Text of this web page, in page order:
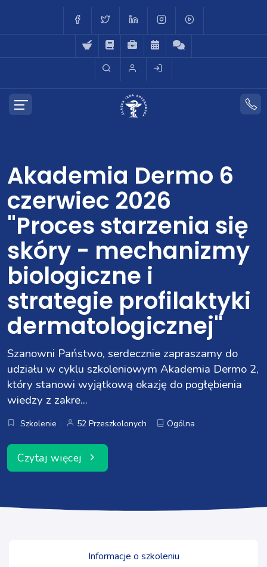
Akademia Dermo 6
czerwiec 2026
"Proces starzenia się
skóry - mechanizmy
biologiczne i
strategie profilaktyki
dermatologicznej"
Szanowni Państwo, serdecznie zapraszamy do
udziału w cyklu szkoleniowym Akademia Dermo 2,
który stanowi wyjątkową okazję do pogłębienia
wiedzy z zakre...
Szkolenie 52 Przeszkolonych Ogólna
Czytaj więcej
Informacje o szkoleniu